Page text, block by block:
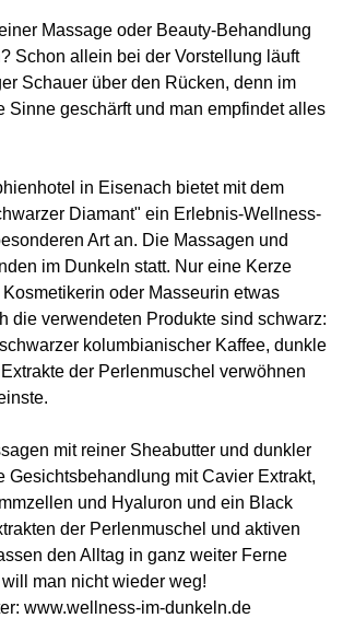
Massage oder Beauty-Behandlung
Schon allein bei der Vorstellung läuft
Schauer über den Rücken, denn im
Sinne geschärft und man empfindet alles
in Eisenach bietet mit dem
Diamant" ein Erlebnis-Wellness-
Art an. Die Massagen und
im Dunkeln statt. Nur eine Kerze
oder Masseurin etwas
die verwendeten Produkte sind schwarz:
kolumbianischer Kaffee, dunkle
der Perlenmuschel verwöhnen
mit reiner Sheabutter und dunkler
Gesichtsbehandlung mit Cavier Extrakt,
und Hyaluron und ein Black
der Perlenmuschel und aktiven
den Alltag in ganz weiter Ferne
man nicht wieder weg!
www.wellness-im-dunkeln.de